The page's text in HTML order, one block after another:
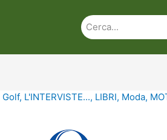
Golf, L'INTERVISTE..., LIBRI, Moda,